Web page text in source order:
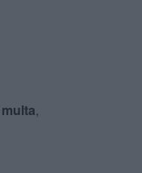
,